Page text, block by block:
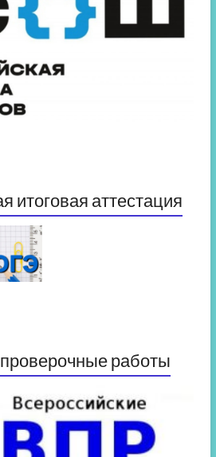
итоговая аттестация
работы